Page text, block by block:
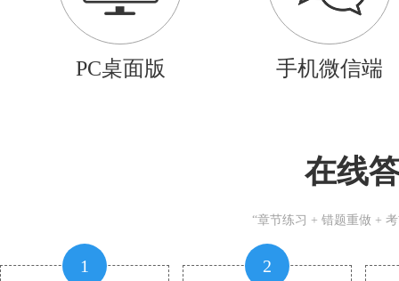
PC桌面版 手机微信端
在线
“章节练习 + 错题重做 +
1 2